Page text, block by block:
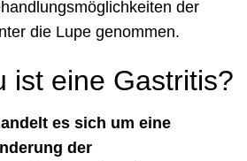
der
die Lupe genommen.
ist eine Gastritis?
es sich um eine
der